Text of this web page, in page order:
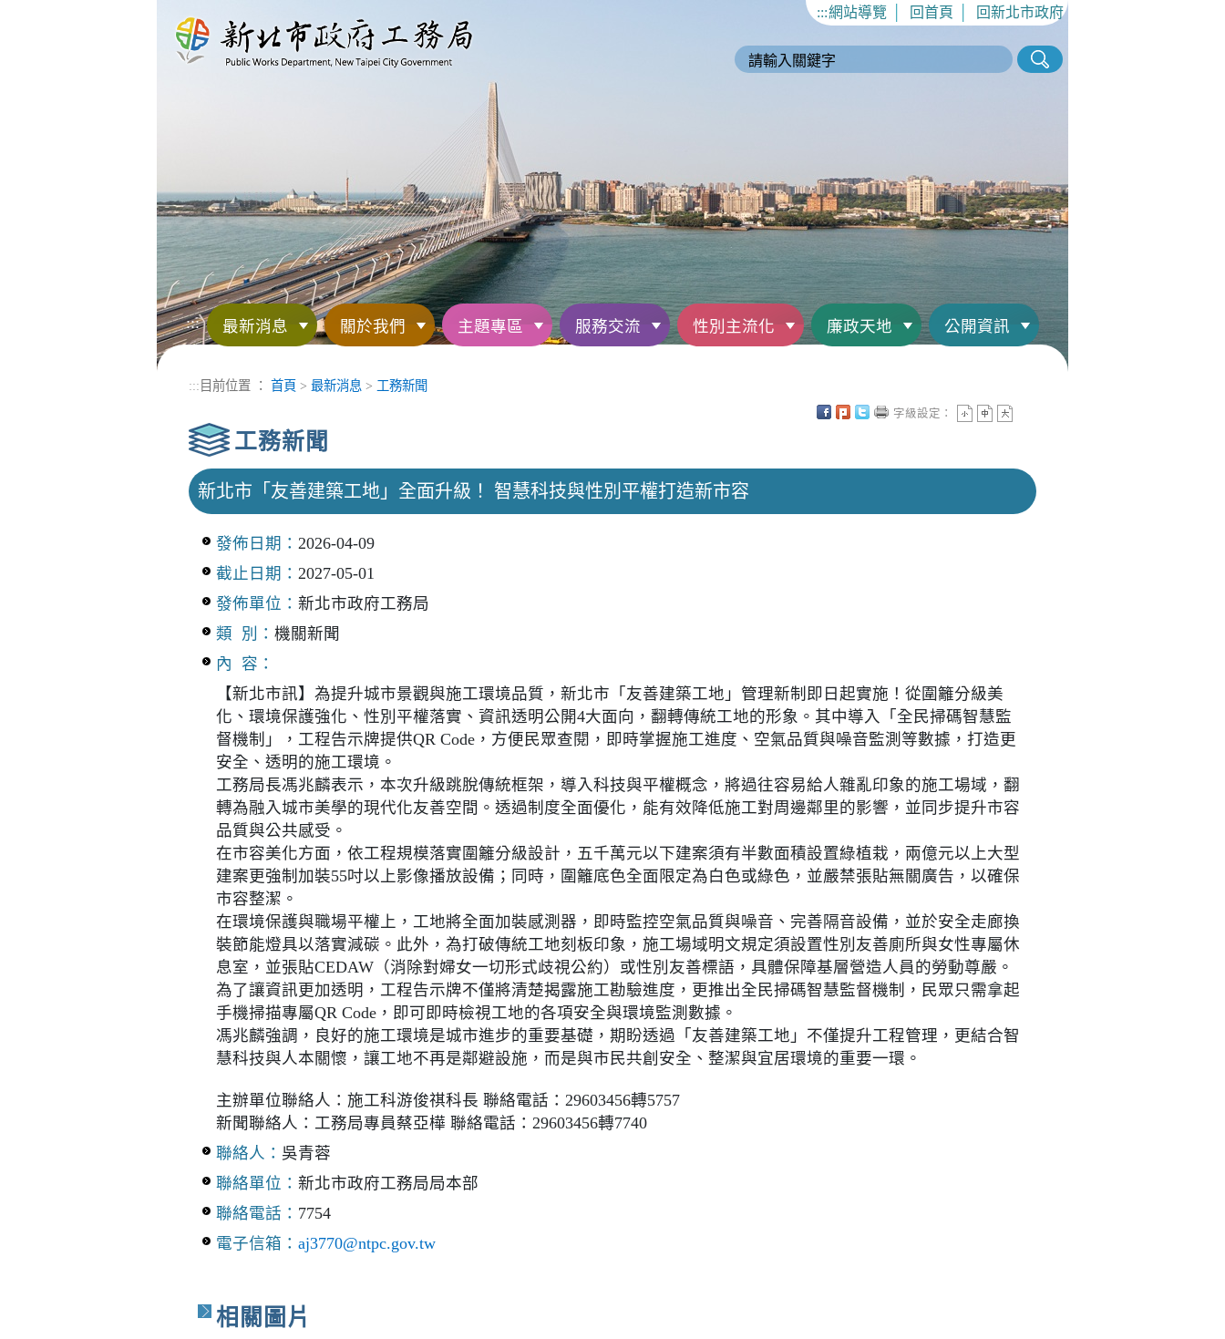
:::網站導覽 回首頁 回新北市政府
::: 最新消息 關於我們 主題專區 服務交流 性別主流化 廉政天地 公開資訊
::: 目前位置 ： 首頁 > 最新消息 > 工務新聞
工務新聞
字級設定：
新北市「友善建築工地」全面升級！ 智慧科技與性別平權打造新市容
發佈日期： 2026-04-09
截止日期： 2027-05-01
發佈單位： 新北市政府工務局
類 別： 機關新聞
內 容：
【新北市訊】為提升城市景觀與施工環境品質，新北市「友善建築工地」管理新制即日起實施！從圍籬分級美
化、環境保護強化、性別平權落實、資訊透明公開4大面向，翻轉傳統工地的形象。其中導入「全民掃碼智慧監
督機制」，工程告示牌提供QR Code，方便民眾查閱，即時掌握施工進度、空氣品質與噪音監測等數據，打造更
安全、透明的施工環境。
工務局長馮兆麟表示，本次升級跳脫傳統框架，導入科技與平權概念，將過往容易給人雜亂印象的施工場域，翻
轉為融入城市美學的現代化友善空間。透過制度全面優化，能有效降低施工對周邊鄰里的影響，並同步提升市容
品質與公共感受。
在市容美化方面，依工程規模落實圍籬分級設計，五千萬元以下建案須有半數面積設置綠植栽，兩億元以上大型
建案更強制加裝55吋以上影像播放設備；同時，圍籬底色全面限定為白色或綠色，並嚴禁張貼無關廣告，以確保
市容整潔。
在環境保護與職場平權上，工地將全面加裝感測器，即時監控空氣品質與噪音、完善隔音設備，並於安全走廊換
裝節能燈具以落實減碳。此外，為打破傳統工地刻板印象，施工場域明文規定須設置性別友善廁所與女性專屬休
息室，並張貼CEDAW（消除對婦女一切形式歧視公約）或性別友善標語，具體保障基層營造人員的勞動尊嚴。
為了讓資訊更加透明，工程告示牌不僅將清楚揭露施工勘驗進度，更推出全民掃碼智慧監督機制，民眾只需拿起
手機掃描專屬QR Code，即可即時檢視工地的各項安全與環境監測數據。
馮兆麟強調，良好的施工環境是城市進步的重要基礎，期盼透過「友善建築工地」不僅提升工程管理，更結合智
慧科技與人本關懷，讓工地不再是鄰避設施，而是與市民共創安全、整潔與宜居環境的重要一環。
主辦單位聯絡人：施工科游俊祺科長 聯絡電話：29603456轉5757
新聞聯絡人：工務局專員蔡亞樺 聯絡電話：29603456轉7740
聯絡人： 吳青蓉
聯絡單位： 新北市政府工務局局本部
聯絡電話： 7754
電子信箱： aj3770@ntpc.gov.tw
相關圖片